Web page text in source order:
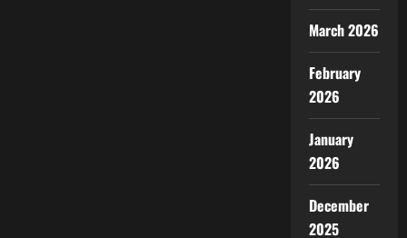
March 2026
February
2026
January
2026
December
2025